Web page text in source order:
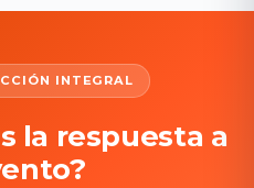
INTEGRAL
la respuesta a